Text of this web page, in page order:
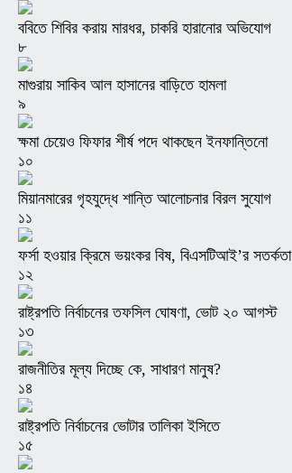
ববিতে শিবির করায় মারধর, চাকরি হারানোর অভিযোগ
৮
মাগুরায় সাকিব আল হাসানের বাড়িতে হামলা
৯
ক্ষমা চেয়েও ফিফার শীর্ষ পদে থাকছেন ইনফান্তিনো
১০
মিয়ানমারের গৃহযুদ্ধে শান্তি আলোচনার বিরল সুযোগ
১১
ফর্সা হওয়ার ক্রিমে ভয়ংকর বিষ, বিএসটিআই’র সতর্কতা
১২
রাষ্ট্রপতি নির্বাচনের তফসিল ঘোষণা, ভোট ২০ আগস্ট
১৩
রাজনীতির মূল্য দিচ্ছে কে, সাধারণ মানুষ?
১৪
রাষ্ট্রপতি নির্বাচনের ভোটার তালিকা ইসিতে
১৫